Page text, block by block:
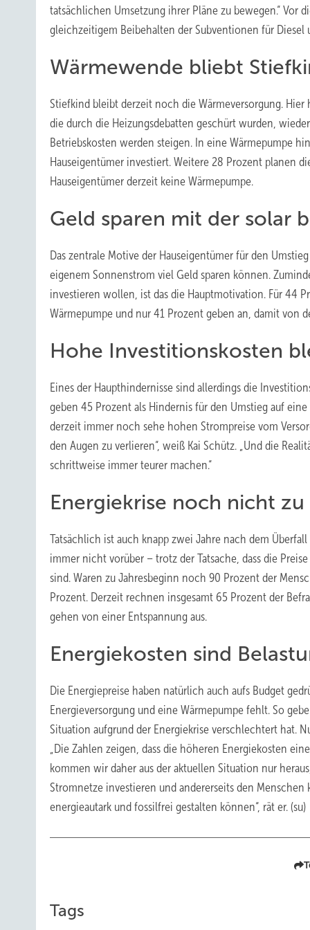
tatsächlichen Umsetzung ihrer Pläne zu bewegen.“ Vor
gleichzeitigem Beibehalten der Subventionen für
Wärmewende bliebt
Stiefkind bleibt derzeit noch die Wärmeversorgung.
die durch die Heizungsdebatten geschürt wurden,
Betriebskosten werden steigen. In eine Wärmepumpe
Hauseigentümer investiert. Weitere 28 Prozent planen
Hauseigentümer derzeit keine Wärmepumpe.
Geld sparen mit der solar
Das zentrale Motive der Hauseigentümer für den
eigenem Sonnenstrom viel Geld sparen können.
investieren wollen, ist das die Hauptmotivation. Für 44
Wärmepumpe und nur 41 Prozent geben an, damit von
Hohe Investitionskosten
Eines der Haupthindernisse sind allerdings die
geben 45 Prozent als Hindernis für den Umstieg auf
derzeit immer noch sehe hohen Strompreise vom
den Augen zu verlieren“, weiß Kai Schütz. „Und die
schrittweise immer teurer machen.“
Energiekrise noch nicht zu
Tatsächlich ist auch knapp zwei Jahre nach dem
immer nicht vorüber – trotz der Tatsache, dass die
sind. Waren zu Jahresbeginn noch 90 Prozent der
Prozent. Derzeit rechnen insgesamt 65 Prozent der
gehen von einer Entspannung aus.
Energiekosten sind
Die Energiepreise haben natürlich auch aufs Budget
Energieversorgung und eine Wärmepumpe fehlt. So
Situation aufgrund der Energiekrise verschlechtert hat.
„Die Zahlen zeigen, dass die höheren Energiekosten
kommen wir daher aus der aktuellen Situation nur
Stromnetze investieren und andererseits den
energieautark und fossilfrei gestalten können“, rät er. (su)
Tags